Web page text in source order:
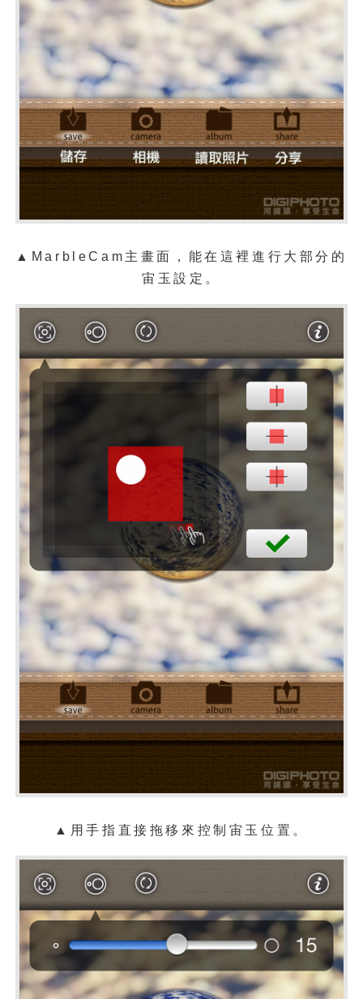
▲MarbleCam主畫面，能在這裡進行大部分的
宙玉設定。
▲用手指直接拖移來控制宙玉位置。